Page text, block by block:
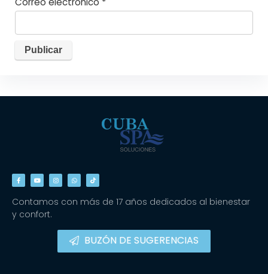
Contamos con más de 17 años dedicados al bienestar
y confort.
BUZÓN DE SUGERENCIAS